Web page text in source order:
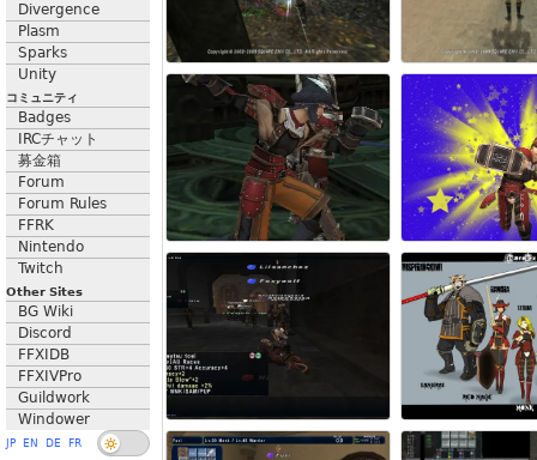
Divergence
Plasm
Sparks
Unity
コミュニティ
Badges
IRCチャット
募金箱
Forum
Forum Rules
FFRK
Nintendo
Twitch
Other Sites
BG Wiki
Discord
FFXIDB
FFXIVPro
Guildwork
Windower
JP EN DE FR